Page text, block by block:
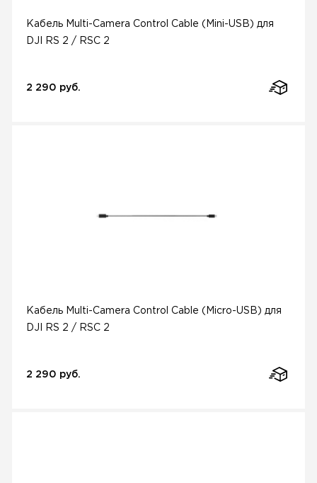
Кабель Multi-Camera Control Cable (Mini-USB) для
DJI RS 2 / RSC 2
2 290 руб.
Кабель Multi-Camera Control Cable (Micro-USB) для
DJI RS 2 / RSC 2
2 290 руб.